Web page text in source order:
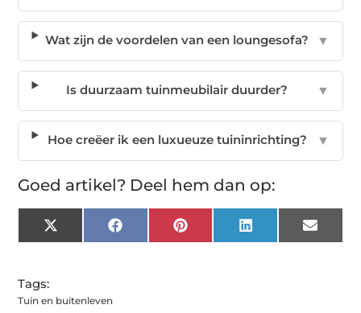
Wat zijn de voordelen van een loungesofa? ▼
Is duurzaam tuinmeubilair duurder? ▼
Hoe creëer ik een luxueuze tuininrichting? ▼
Goed artikel? Deel hem dan op:
X
(Twitter)
FacebookPinterest LinkedIn Email
Tags:
Tuin en buitenleven